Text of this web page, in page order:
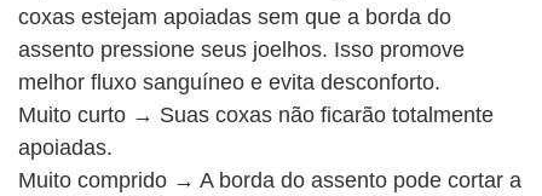
coxas estejam apoiadas sem que a borda do
assento pressione seus joelhos. Isso promove
melhor fluxo sanguíneo e evita desconforto.
Muito curto → Suas coxas não ficarão totalmente
apoiadas.
Muito comprido → A borda do assento pode cortar a